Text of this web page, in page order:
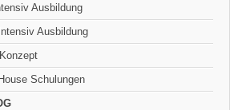
Ausbildung
Ausbildung
Schulungen